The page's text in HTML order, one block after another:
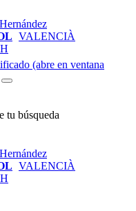
VALENCIÀ
(abre en ventana
tu búsqueda
VALENCIÀ